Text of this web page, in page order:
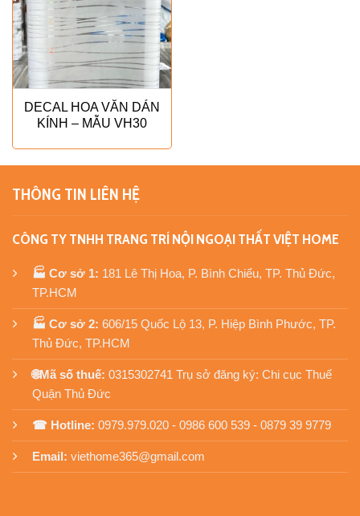
DECAL HOA VĂN DÁN
KÍNH – MẪU VH30
THÔNG TIN LIÊN HỆ
CÔNG TY TNHH TRANG TRÍ NỘI NGOẠI THẤT VIỆT HOME
🏭 Cơ sở 1: 181 Lê Thị Hoa, P. Bình Chiểu, TP. Thủ Đức,
TP.HCM
🏭 Cơ sở 2: 606/15 Quốc Lộ 13, P. Hiệp Bình Phước, TP.
Thủ Đức, TP.HCM
🌐Mã số thuế: 0315302741 Trụ sở đăng ký: Chi cục Thuế
Quận Thủ Đức
☎ Hotline: 0979.979.020 - 0986 600 539 - 0879 39 9779
Email: viethome365@gmail.com